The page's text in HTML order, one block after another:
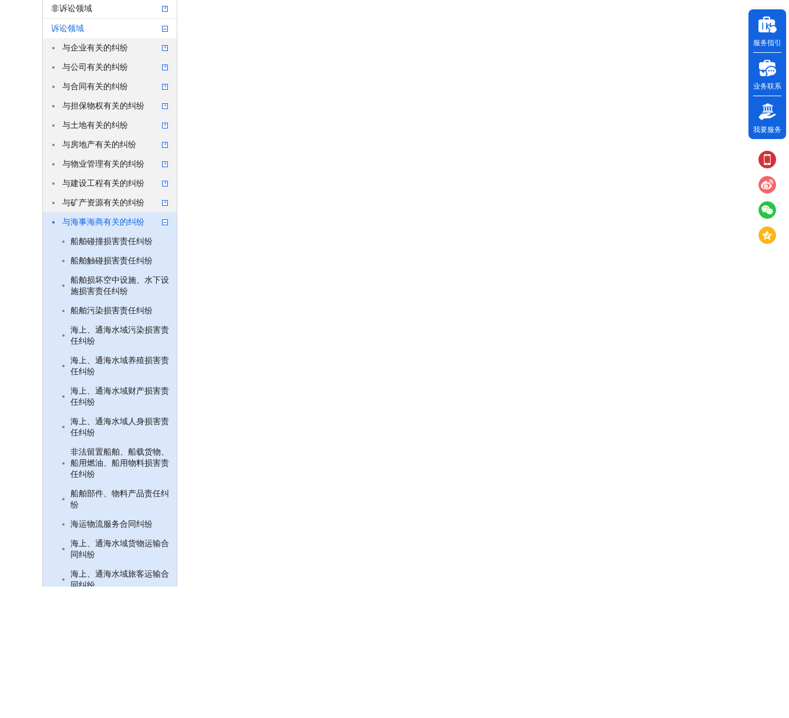
非诉讼领域
诉讼领域
与企业有关的纠纷
与公司有关的纠纷
与合同有关的纠纷
与担保物权有关的纠纷
与土地有关的纠纷
与房地产有关的纠纷
与物业管理有关的纠纷
与建设工程有关的纠纷
与矿产资源有关的纠纷
与海事海商有关的纠纷
船舶碰撞损害责任纠纷
船舶触碰损害责任纠纷
船舶损坏空中设施、水下设
施损害责任纠纷
船舶污染损害责任纠纷
海上、通海水域污染损害责
任纠纷
海上、通海水域养殖损害责
任纠纷
海上、通海水域财产损害责
任纠纷
海上、通海水域人身损害责
任纠纷
非法留置船舶、船载货物、
船用燃油、船用物料损害责
任纠纷
船舶部件、物料产品责任纠
纷
海运物流服务合同纠纷
海上、通海水域货物运输合
同纠纷
海上、通海水域旅客运输合
同纠纷
服务指引
业务联系
我要服务